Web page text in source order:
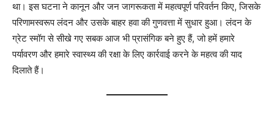
था। इस घटना ने कानून और जन जागरूकता में महत्वपूर्ण परिवर्तन किए, जिसके
परिणामस्वरूप लंदन और उसके बाहर हवा की गुणवत्ता में सुधार हुआ। लंदन के
ग्रेट स्मॉग से सीखे गए सबक आज भी प्रासंगिक बने हुए हैं, जो हमें हमारे
पर्यावरण और हमारे स्वास्थ्य की रक्षा के लिए कार्रवाई करने के महत्व की याद
दिलाते हैं।